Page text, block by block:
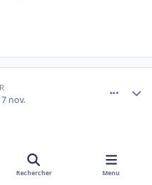
7 nov.
Rechercher Menu